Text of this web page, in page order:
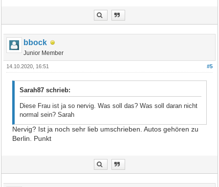
bbock
Junior Member
#5
14.10.2020, 16:51
Sarah87 schrieb:
Diese Frau ist ja so nervig. Was soll das? Was soll daran nicht
normal sein? Sarah
Nervig? Ist ja noch sehr lieb umschrieben. Autos gehören zu
Berlin. Punkt